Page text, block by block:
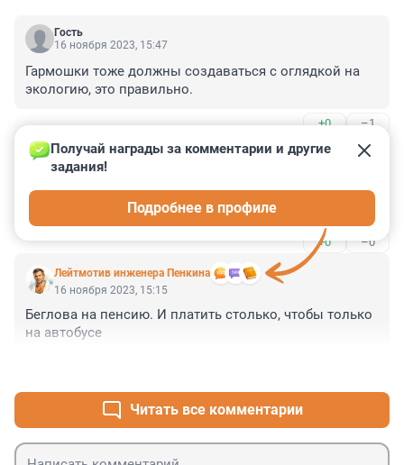
Гость
16 ноября 2023, 15:47
Гармошки тоже должны создаваться с оглядкой на
экологию, это правильно.
+0 –1
Гость
16 ноября 2023, 15:19
Нужно локализовывать производство
+0 –0
Лейтмотив инженера Пенкина
Получай награды за комментарии и другие
задания!
Подробнее в профиле
16 ноября 2023, 15:15
Беглова на пенсию. И платить столько, чтобы только
на автобусе
Читать все комментарии